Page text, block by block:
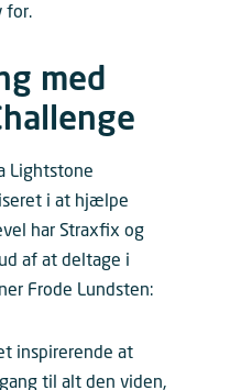
for.
med
Lightstone
i at hjælpe
har Straxfix og
af at deltage i
Frode Lundsten:
inspirerende at
til alt den viden,